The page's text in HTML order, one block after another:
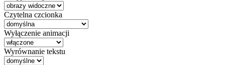
Czytelna czcionka
Wyłączenie animacji
Wyrównanie tekstu